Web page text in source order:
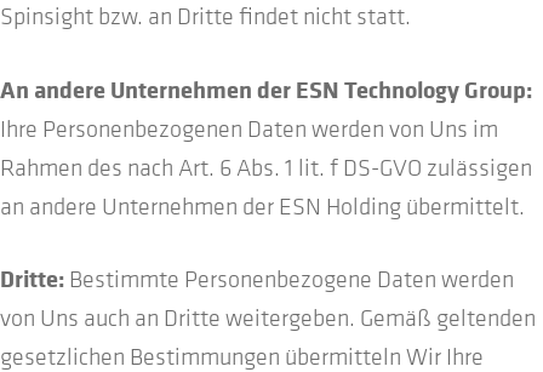
Spinsight bzw. an Dritte findet nicht statt.
An andere Unternehmen der ESN Technology Group:
Ihre Personenbezogenen Daten werden von Uns im
Rahmen des nach Art. 6 Abs. 1 lit. f DS-GVO zulässigen
an andere Unternehmen der ESN Holding übermittelt.
Dritte: Bestimmte Personenbezogene Daten werden
von Uns auch an Dritte weitergeben. Gemäß geltenden
gesetzlichen Bestimmungen übermitteln Wir Ihre